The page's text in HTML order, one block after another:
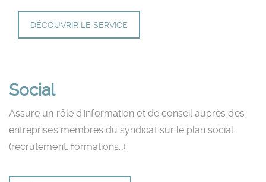
DÉCOUVRIR LE SERVICE
Social
Assure un rôle d’information et de conseil auprès des
entreprises membres du syndicat sur le plan social
(recrutement, formations…).